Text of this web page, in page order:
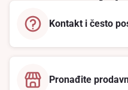
Kontakt i često
Pronađite